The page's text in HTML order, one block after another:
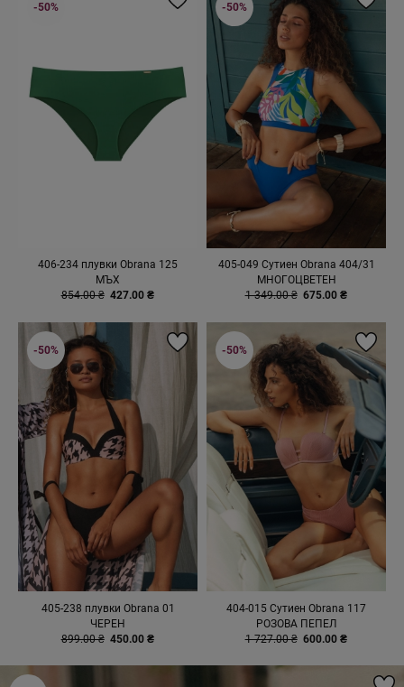
406-234 плувки Obrana 125
МЪХ
854.00 ₴ 427.00 ₴
-50%
405-049 Сутиен Obrana 404/31
МНОГОЦВЕТЕН
1 349.00 ₴ 675.00 ₴
-50%
405-238 плувки Obrana 01
ЧЕРЕН
899.00 ₴ 450.00 ₴
-50%
404-015 Сутиен Obrana 117
РОЗОВА ПЕПЕЛ
1 727.00 ₴ 600.00 ₴
-50%